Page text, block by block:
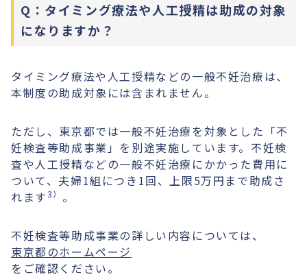
Q：タイミング療法や人工授精は助成の対象
になりますか？
タイミング療法や人工授精などの一般不妊治療は、
本制度の助成対象には含まれません。
ただし、東京都では一般不妊治療を対象とした「不
妊検査等助成事業」を別途実施しています。不妊検
査や人工授精などの一般不妊治療にかかった費用に
ついて、夫婦1組につき1回、上限5万円まで助成さ
れます3） 。
不妊検査等助成事業の詳しい内容については、
東京都のホームページ
をご確認ください。